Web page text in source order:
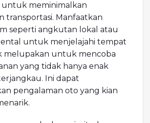
meminimalkan
transportasi. Manfaatkan
seperti angkutan lokal atau
untuk menjelajahi tempat
melupakan untuk mencoba
yang tidak hanya enak
Ini dapat
pengalaman oto yang kian